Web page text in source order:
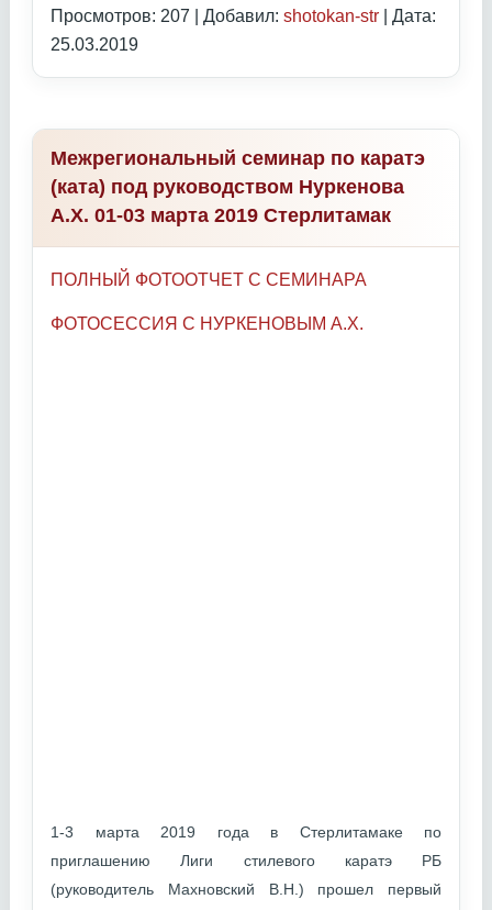
Просмотров: 207 | Добавил: shotokan-str | Дата:
25.03.2019
Межрегиональный семинар по каратэ
(ката) под руководством Нуркенова
А.Х. 01-03 марта 2019 Стерлитамак
ПОЛНЫЙ ФОТООТЧЕТ С СЕМИНАРА
ФОТОСЕССИЯ С НУРКЕНОВЫМ А.Х.
1-3 марта 2019 года в Стерлитамаке по
приглашению Лиги стилевого каратэ РБ
(руководитель Махновский В.Н.) прошел первый